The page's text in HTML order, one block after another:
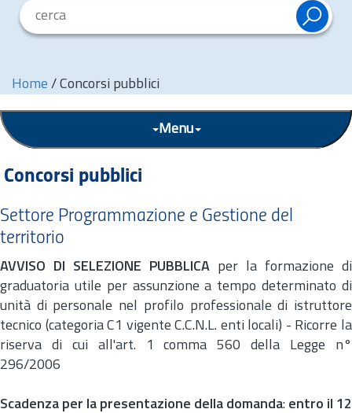
Home / Concorsi pubblici
Menu
Concorsi pubblici
Settore Programmazione e Gestione del
territorio
AVVISO DI SELEZIONE PUBBLICA per la formazione di
graduatoria utile per assunzione a tempo determinato di
unità di personale nel profilo professionale di istruttore
tecnico (categoria C1 vigente C.C.N.L. enti locali) - Ricorre la
riserva di cui all'art. 1 comma 560 della Legge n°
296/2006
Scadenza per la presentazione della domanda: entro il 12